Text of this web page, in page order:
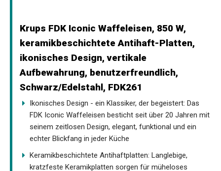
Krups FDK Iconic Waffeleisen, 850 W,
keramikbeschichtete Antihaft-Platten,
ikonisches Design, vertikale
Aufbewahrung, benutzerfreundlich,
Schwarz/Edelstahl, FDK261
Ikonisches Design - ein Klassiker, der begeistert: Das
FDK Iconic Waffeleisen besticht seit über 20 Jahren mit
seinem zeitlosen Design, elegant, funktional und ein
echter Blickfang in jeder Küche
Keramikbeschichtete Antihaftplatten: Langlebige,
kratzfeste Keramikplatten sorgen für müheloses